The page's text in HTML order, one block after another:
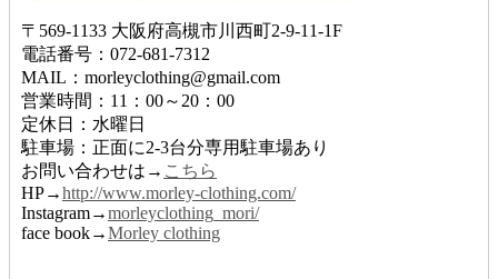
〒569-1133 大阪府高槻市川西町2-9-11-1F
電話番号：072-681-7312
MAIL：morleyclothing@gmail.com
営業時間：11：00～20：00
定休日：水曜日
駐車場：正面に2-3台分専用駐車場あり
お問い合わせは→ こちら
HP→http://www.morley-clothing.com/
Instagram→morleyclothing_mori/
face book→Morley clothing